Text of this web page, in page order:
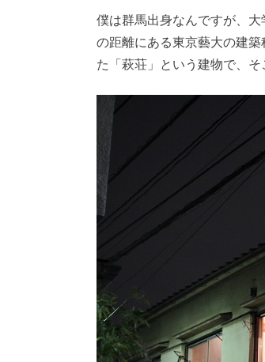
僕は群馬出身なんですが、
の距離にある東京藝大の建
た「萩荘」という建物で、